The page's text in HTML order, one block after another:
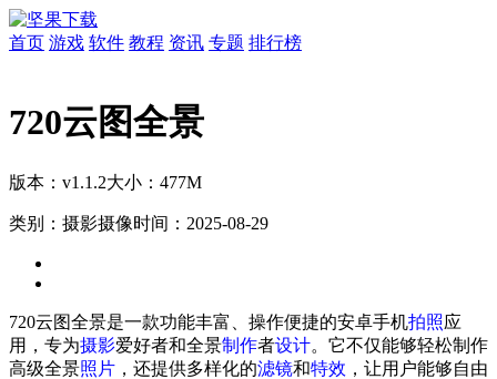
首页 游戏 软件 教程 资讯 专题 排行榜
720云图全景
版本：v1.1.2大小：477M
类别：摄影摄像时间：2025-08-29
720云图全景是一款功能丰富、操作便捷的安卓手机拍照应
用，专为摄影爱好者和全景制作者设计。它不仅能够轻松制作
高级全景照片 ，还提供多样化的滤镜和特效 ，让用户能够自由